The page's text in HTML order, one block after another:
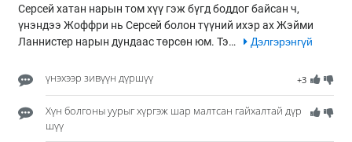
Серсей хатан нарын том хүү гэж бүгд боддог байсан ч,
үнэндээ Жоффри нь Серсей болон түүний ихэр ах Жэйми
Ланнистер нарын дундаас төрсөн юм. Тэ…
Дэлгэрэнгүй
+3
үнэхээр зивүүн дүршүү
Хүн болгоны уурыг хүргэж шар малтсан гайхалтай дүр
шүү